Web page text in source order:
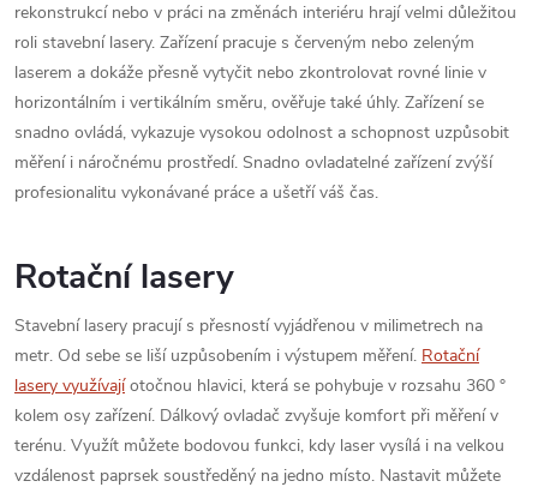
rekonstrukcí nebo v práci na změnách interiéru hrají velmi důležitou
roli stavební lasery. Zařízení pracuje s červeným nebo zeleným
laserem a dokáže přesně vytyčit nebo zkontrolovat rovné linie v
horizontálním i vertikálním směru, ověřuje také úhly. Zařízení se
snadno ovládá, vykazuje vysokou odolnost a schopnost uzpůsobit
měření i náročnému prostředí. Snadno ovladatelné zařízení zvýší
profesionalitu vykonávané práce a ušetří váš čas.
Rotační lasery
Stavební lasery pracují s přesností vyjádřenou v milimetrech na
metr. Od sebe se liší uzpůsobením i výstupem měření. Rotační
lasery využívajíotočnou hlavici, která se pohybuje v rozsahu 360 °
kolem osy zařízení. Dálkový ovladač zvyšuje komfort při měření v
terénu. Využít můžete bodovou funkci, kdy laser vysílá i na velkou
vzdálenost paprsek soustředěný na jedno místo. Nastavit můžete